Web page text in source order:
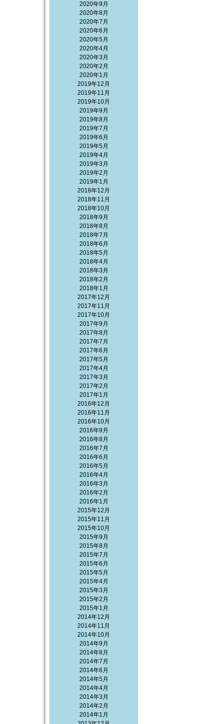
2020年9月
2020年8月
2020年7月
2020年6月
2020年5月
2020年4月
2020年3月
2020年2月
2020年1月
2019年12月
2019年11月
2019年10月
2019年9月
2019年8月
2019年7月
2019年6月
2019年5月
2019年4月
2019年3月
2019年2月
2019年1月
2018年12月
2018年11月
2018年10月
2018年9月
2018年8月
2018年7月
2018年6月
2018年5月
2018年4月
2018年3月
2018年2月
2018年1月
2017年12月
2017年11月
2017年10月
2017年9月
2017年8月
2017年7月
2017年6月
2017年5月
2017年4月
2017年3月
2017年2月
2017年1月
2016年12月
2016年11月
2016年10月
2016年9月
2016年8月
2016年7月
2016年6月
2016年5月
2016年4月
2016年3月
2016年2月
2016年1月
2015年12月
2015年11月
2015年10月
2015年9月
2015年8月
2015年7月
2015年6月
2015年5月
2015年4月
2015年3月
2015年2月
2015年1月
2014年12月
2014年11月
2014年10月
2014年9月
2014年8月
2014年7月
2014年6月
2014年5月
2014年4月
2014年3月
2014年2月
2014年1月